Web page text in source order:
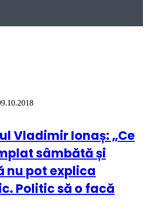
Vladimir Ionaș: „Ce
sâmbătă și
nu pot explica
Politic să o facă